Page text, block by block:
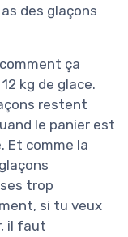
des glaçons
ça
kg de glace.
restent
le panier est
Et comme la
trop
si tu veux
il faut